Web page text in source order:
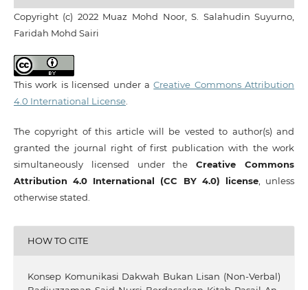
Copyright (c) 2022 Muaz Mohd Noor, S. Salahudin Suyurno,
Faridah Mohd Sairi
This work is licensed under aCreative Commons Attribution
4.0 International License.
The copyright of this article will be vested to author(s) and
granted the journal right of first publication with the work
simultaneously licensed under theCreative Commons
Attribution 4.0 International (CC BY 4.0) license, unless
otherwise stated.
HOW TO CITE
Konsep Komunikasi Dakwah Bukan Lisan (Non-Verbal)